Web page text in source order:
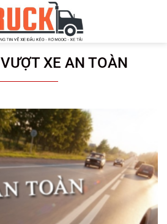
VƯỢT XE AN TOÀN